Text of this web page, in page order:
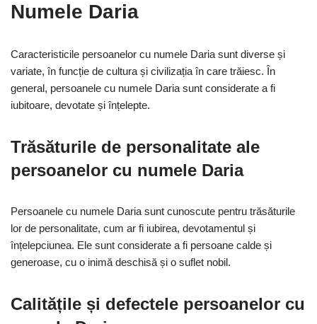
Numele Daria
Caracteristicile persoanelor cu numele Daria sunt diverse și
variate, în funcție de cultura și civilizația în care trăiesc. În
general, persoanele cu numele Daria sunt considerate a fi
iubitoare, devotate și înțelepte.
Trăsăturile de personalitate ale
persoanelor cu numele Daria
Persoanele cu numele Daria sunt cunoscute pentru trăsăturile
lor de personalitate, cum ar fi iubirea, devotamentul și
înțelepciunea. Ele sunt considerate a fi persoane calde și
generoase, cu o inimă deschisă și o suflet nobil.
Calitățile și defectele persoanelor cu